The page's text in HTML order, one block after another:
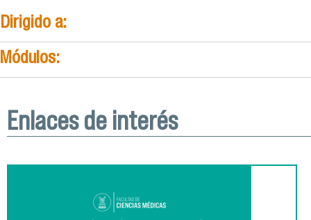
Dirigido a:
Módulos:
Enlaces de interés